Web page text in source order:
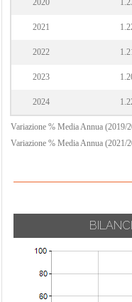
2020
2021
2022
2023
2024
Variazione % Media Annua (2019/
Variazione % Media Annua (2021/